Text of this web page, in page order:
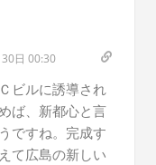
日 00:30
ビルに誘導され
ば、新都心と言
ですね。完成す
て広島の新しい